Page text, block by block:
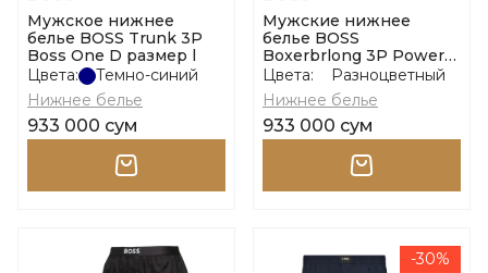
Мужское нижнее
белье BOSS Trunk 3P
Boss One D размер l
Цвета:
Темно-синий
Нижнее белье
933 000 сум
Мужские нижнее
белье BOSS
Boxerbrlong 3P Power
размер l
Цвета:
Разноцветный
Нижнее белье
933 000 сум
-30%